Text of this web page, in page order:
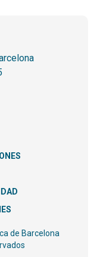
de Barcelona